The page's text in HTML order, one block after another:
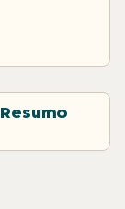
Resumo